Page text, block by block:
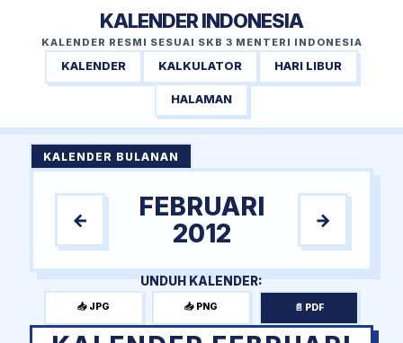
KALENDER INDONESIA
KALENDER RESMI SESUAI SKB 3 MENTERI INDONESIA
KALENDER KALKULATOR HARI LIBUR
HALAMAN
KALENDER BULANAN
←
FEBRUARI
2012
→
UNDUH KALENDER:
📥 JPG 📥 PNG 📄 PDF